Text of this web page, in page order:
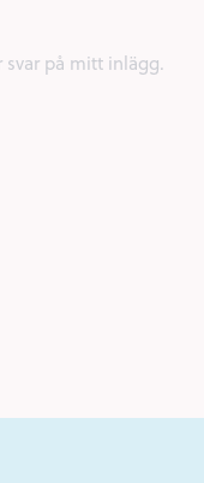
på mitt inlägg.